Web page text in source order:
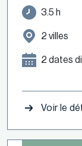
3.5 h
2 villes
2 dates
Voir le